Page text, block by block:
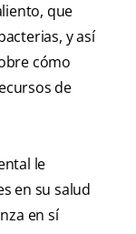
que
y así
cómo
de
le
en su salud
en sí